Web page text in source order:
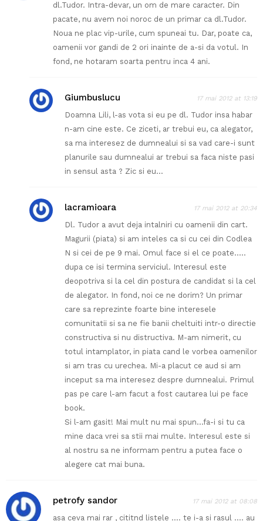
dl.Tudor. Intra-devar, un om de mare caracter. Din
pacate, nu avem noi noroc de un primar ca dl.Tudor.
Noua ne plac vip-urile, cum spuneai tu. Dar, poate ca,
oamenii vor gandi de 2 ori inainte de a-si da votul. In
fond, ne hotaram soarta pentru inca 4 ani.
Giumbuslucu 17 mai 2012 at 13:19
Doamna Lili, l-as vota si eu pe dl. Tudor insa habar
n-am cine este. Ce ziceti, ar trebui eu, ca alegator,
sa ma interesez de dumnealui si sa vad care-i sunt
planurile sau dumnealui ar trebui sa faca niste pasi
in sensul asta ? Zic si eu…
lacramioara 17 mai 2012 at 20:34
Dl. Tudor a avut deja intalniri cu oamenii din cart.
Magurii (piata) si am inteles ca si cu cei din Codlea
N si cei de pe 9 mai. Omul face si el ce poate…..
dupa ce isi termina serviciul. Interesul este
deopotriva si la cel din postura de candidat si la cel
de alegator. In fond, noi ce ne dorim? Un primar
care sa reprezinte foarte bine interesele
comunitatii si sa ne fie banii cheltuiti intr-o directie
constructiva si nu distructiva. M-am nimerit, cu
totul intamplator, in piata cand le vorbea oamenilor
si am tras cu urechea. Mi-a placut ce aud si am
inceput sa ma interesez despre dumnealui. Primul
pas pe care l-am facut a fost cautarea lui pe face
book.
Si l-am gasit! Mai mult nu mai spun…fa-i si tu ca
mine daca vrei sa stii mai multe. Interesul este si
al nostru sa ne informam pentru a putea face o
alegere cat mai buna.
petrofy sandor 17 mai 2012 at 08:08
asa ceva mai rar , cititnd listele …. te i-a si rasul …. au